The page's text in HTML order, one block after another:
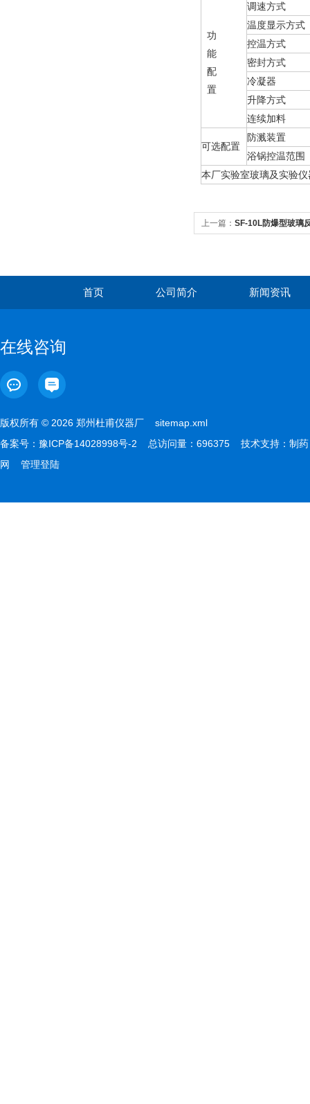
功
能
配
置
调速方式
温度显示方式
控温方式
密封方式
冷凝器
升降方式
连续加料
可选配置
防溅装置
浴锅控温范围
本厂实验室玻璃及实验
上一篇： SF-10L防爆型玻璃
首页 公司简介 新闻资讯
在线咨询
版权所有 © 2026 郑州杜甫仪器厂 sitemap.xml
备案号： 豫ICP备14028998号-2 总访问量：696375 技术支持： 制药
网
管理登陆